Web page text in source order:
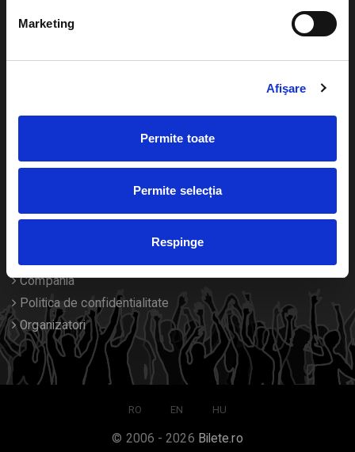
Marketing
Afişare
Permite toate
Permite selecția
Respinge
Diverse
Despre noi
Contact
Compania
Politica de confidentialitate
Organizatori
RO EN HU
© 2006 - 2026 Bilete.ro